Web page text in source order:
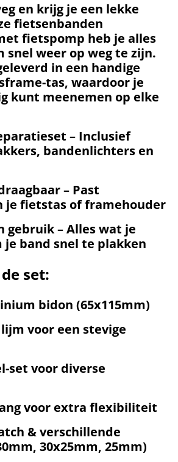
en krijg je een lekke
fietsenbanden
fietspomp heb je alles
snel weer op weg te zijn.
in een handige
tas, waardoor je
kunt meenemen op elke
– Inclusief
bandenlichters en
– Past
je fietstas of framehouder
gebruik– Alles wat je
je band snel te plakken
set:
bidon (65x115mm)
voor een stevige
set voor diverse
voor extra flexibiliteit
& verschillende
30x25mm, 25mm)